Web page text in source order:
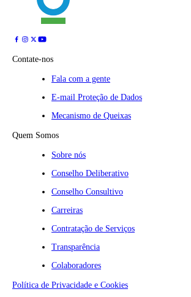
Contate-nos
Fala com a gente
E-mail Proteção de Dados
Mecanismo de Queixas
Quem Somos
Sobre nós
Conselho Deliberativo
Conselho Consultivo
Carreiras
Contratação de Serviços
Transparência
Colaboradores
Política de Privacidade e Cookies